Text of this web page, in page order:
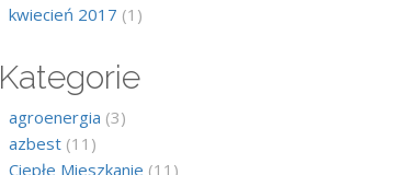
kwiecień 2017 (1)
Kategorie
agroenergia (3)
azbest(11)
Ciepłe Mieszkanie (11)